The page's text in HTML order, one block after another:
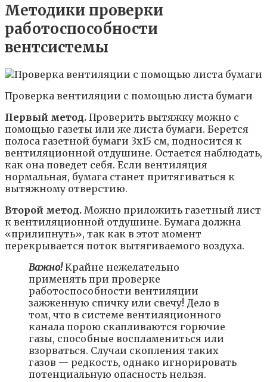
Методики проверки
работоспособности
вентсистемы
Проверка вентиляции с помощью листа бумаги
Первый метод. Проверить вытяжку можно с
помощью газеты или же листа бумаги. Берется
полоса газетной бумаги 3х15 см, подносится к
вентиляционной отдушине. Остается наблюдать,
как она поведет себя. Если вентиляция
нормальная, бумага станет притягиваться к
вытяжному отверстию.
Второй метод. Можно приложить газетный лист
к вентиляционной отдушине. Бумага должна
«прилипнуть», так как в этот момент
перекрывается поток вытягиваемого воздуха.
Важно!Крайне нежелательно
применять при проверке
работоспособности вентиляции
зажженную спичку или свечу! Дело в
том, что в системе вентиляционного
канала порою скапливаются горючие
газы, способные воспламениться или
взорваться. Случаи скопления таких
газов — редкость, однако игнорировать
потенциальную опасность нельзя.